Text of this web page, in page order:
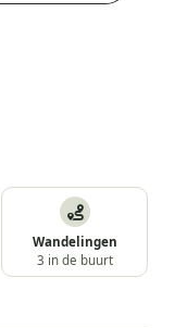
Wandelingen
3 in de buurt